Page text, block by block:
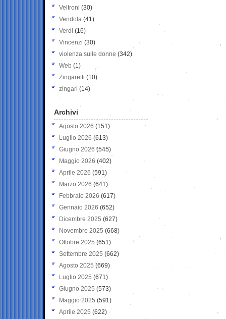
Veltroni (30)
Vendola (41)
Verdi (16)
Vincenzi (30)
violenza sulle donne (342)
Web (1)
Zingaretti (10)
zingari (14)
Archivi
Agosto 2026 (151)
Luglio 2026 (613)
Giugno 2026 (545)
Maggio 2026 (402)
Aprile 2026 (591)
Marzo 2026 (641)
Febbraio 2026 (617)
Gennaio 2026 (652)
Dicembre 2025 (627)
Novembre 2025 (668)
Ottobre 2025 (651)
Settembre 2025 (662)
Agosto 2025 (669)
Luglio 2025 (671)
Giugno 2025 (573)
Maggio 2025 (591)
Aprile 2025 (622)